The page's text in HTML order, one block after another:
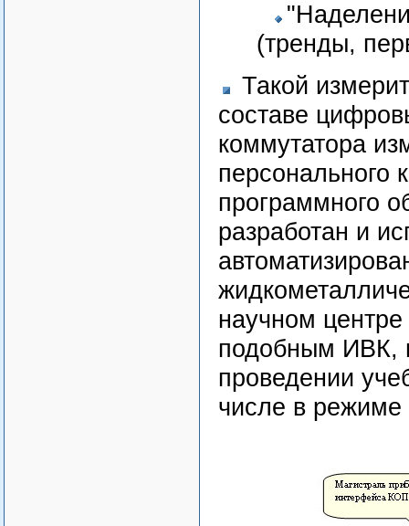
(тренды,
Такой
составе
коммутатора
персонального
программного
разработан и
научном
подобным ИВК,
проведении
числе в режиме